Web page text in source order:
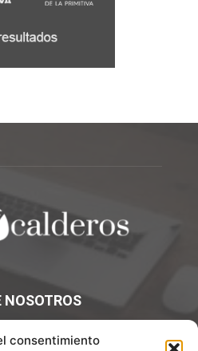
consentimiento
NOSOTROS
el lugar donde la